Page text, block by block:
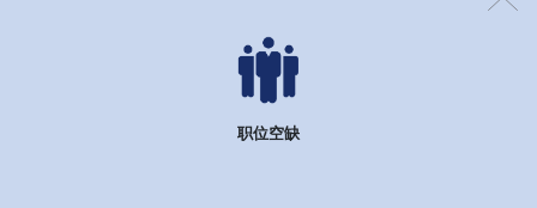
职位空缺